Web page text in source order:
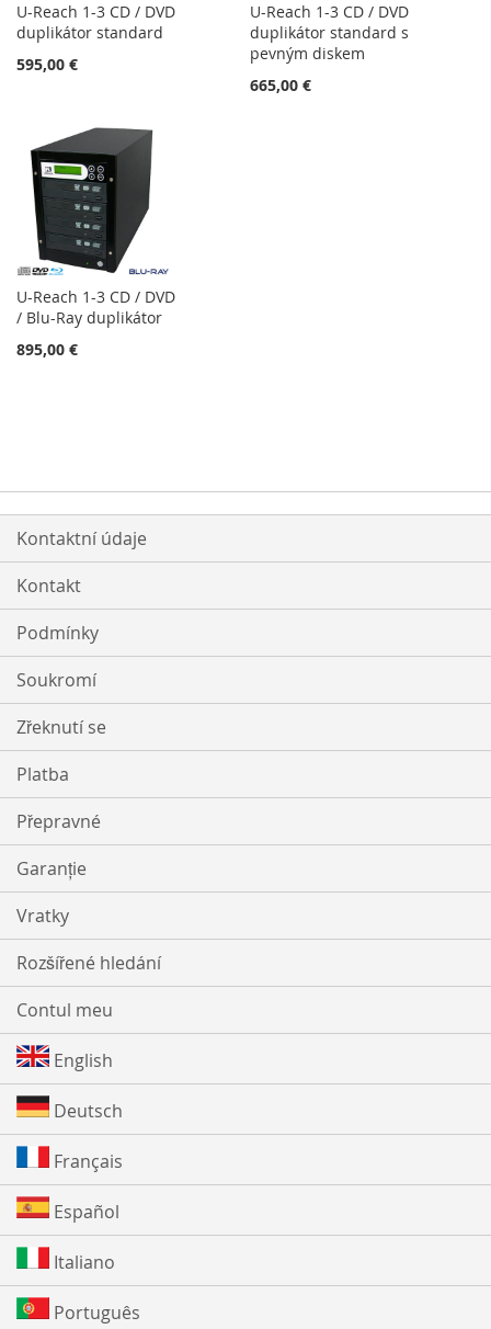
U-Reach 1-3 CD / DVD
duplikátor standard
595,00 €
U-Reach 1-3 CD / DVD
duplikátor standard s
pevným diskem
665,00 €
U-Reach 1-3 CD / DVD
/ Blu-Ray duplikátor
895,00 €
Kontaktní údaje
Kontakt
Podmínky
Soukromí
Zřeknutí se
Platba
Přepravné
Garanție
Vratky
Rozšířené hledání
Contul meu
English
Deutsch
Français
Español
Italiano
Português